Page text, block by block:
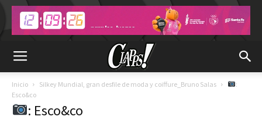
Inicio Silkey Mundial, gran desfile de moda y coiffure_Bruno Salas
:
Esco&co
: Esco&co